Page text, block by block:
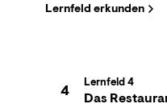
Lernfeld erkunden
4 Lernfeld 4
Das